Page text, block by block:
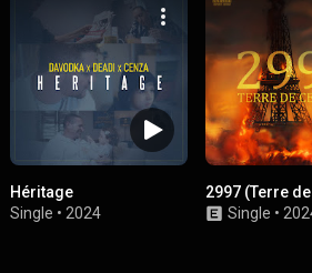
Héritage
Single • 2024
2997 (Terre
Single •